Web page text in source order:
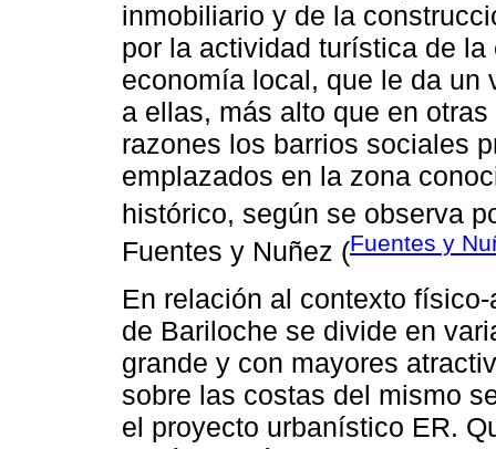
inmobiliario y de la
por la actividad turística de
economía local, que le da un
a ellas, más alto que en
razones los barrios sociales
emplazados en la zona
histórico, según se observa
Fuentes y Nuñez (Fuentes y
En relación al contexto
de Bariloche se divide en
grande y con mayores
sobre las costas del mismo
el proyecto urbanístico ER.